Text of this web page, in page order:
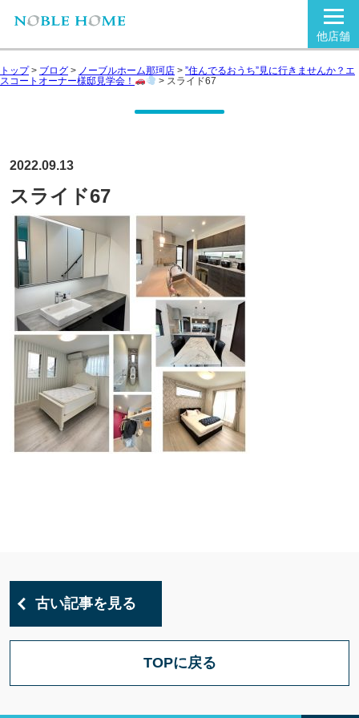
他店舗
トップ> ブログ > ノーブルホーム那珂店 > ”住んでるおうち”見に行きませんか？エ
スコートオーナー様邸見学会！
> スライド67
2022.09.13
スライド67
古い記事を見る
TOPに戻る